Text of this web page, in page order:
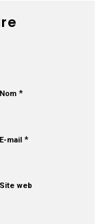
Nom*
E-mail*
Site web